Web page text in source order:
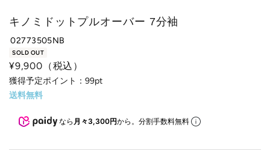
キノミドットプルオーバー 7分袖
SOLD OUT
セ
ー
ル
¥9,900 （税込）
獲得予定ポイント： 99pt
送料無料
なら 月々3,300円から。分割手数料無料
02773505NB